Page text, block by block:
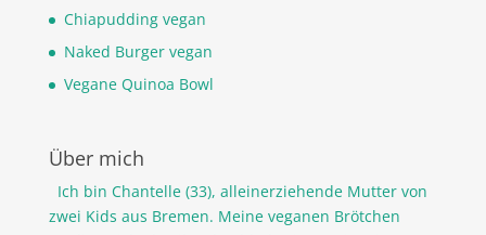
Chiapudding vegan
Naked Burger vegan
Vegane Quinoa Bowl
Über mich
Ich bin Chantelle (33), alleinerziehende Mutter von
zwei Kids aus Bremen. Meine veganen Brötchen